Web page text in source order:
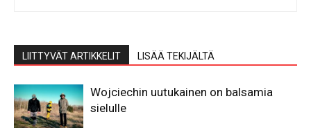
LIITTYVÄT ARTIKKELIT LISÄÄ TEKIJÄLTÄ
Wojciechin uutukainen on balsamia
sielulle